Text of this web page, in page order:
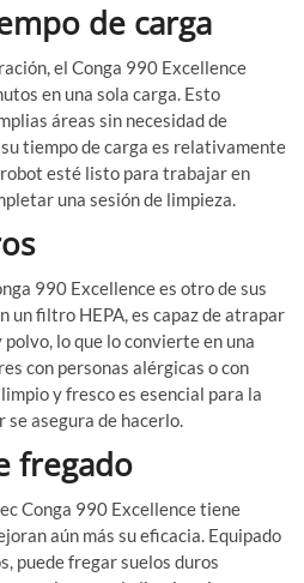
de carga
el Conga 990 Excellence
en una sola carga. Esto
áreas sin necesidad de
tiempo de carga es relativamente
esté listo para trabajar en
una sesión de limpieza.
990 Excellence es otro de sus
un filtro HEPA, es capaz de atrapar
lo que lo convierte en una
con personas alérgicas o con
y fresco es esencial para la
asegura de hacerlo.
fregado
Conga 990 Excellence tiene
aún más su eficacia. Equipado
puede fregar suelos duros